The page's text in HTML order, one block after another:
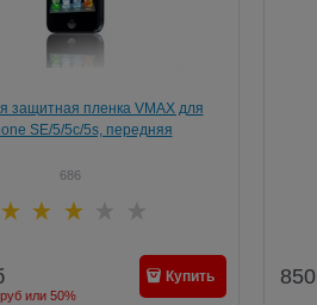
защитная пленка VMAX для
SE/5/5c/5s, передняя
686
или 50%
Купить 850